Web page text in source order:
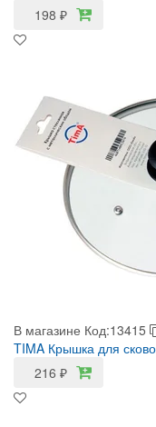
198 ₽
В магазине Код:13415
TIMA Крышка для
216 ₽